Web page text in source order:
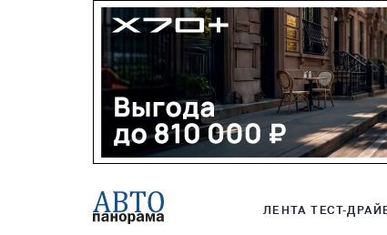
ЛЕНТА ТЕСТ-